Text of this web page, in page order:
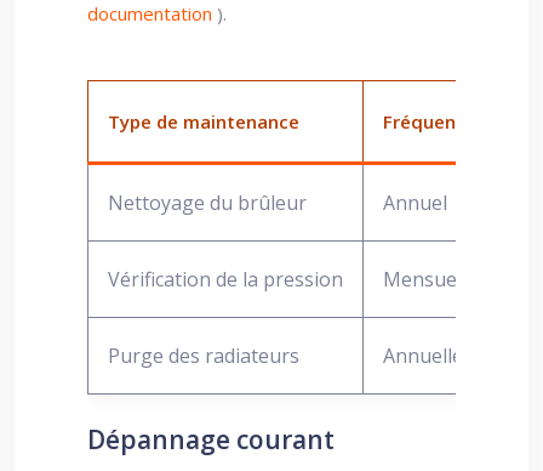
documentation ).
Type de maintenance Fréquence
Nettoyage du brûleur Annuel
Vérification de la pression Mensuelle
Purge des radiateurs Annuelle
Dépannage courant